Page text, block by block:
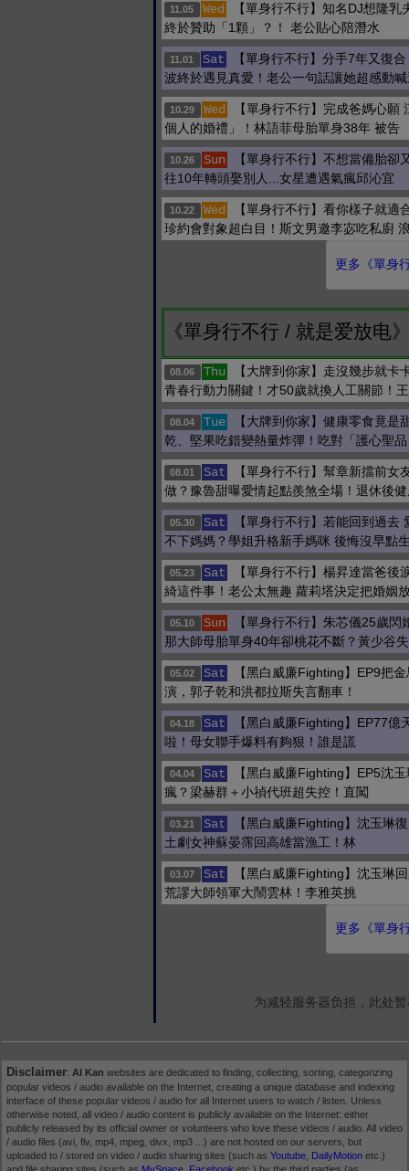
11.05 Wed
【單身行不行】知名DJ想隆乳
終於贊助「1顆」？！ 老公貼心陪潛水
11.01 Sat
【單身行不行】分手7年又復
波終於遇見真愛！老公一句話讓她超感動
10.29 Wed
【單身行不行】完成爸媽心願
個人的婚禮」！林語菲母胎單身38年 被告
10.26 Sun
【單身行不行】不想當備胎卻
往10年轉頭娶別人...女星遭遇氣瘋邱沁宜
10.22 Wed
【單身行不行】看你樣子就適
珍約會對象超白目！斯文男邀李宓吃私廚
更多《單身
《單身行不行 / 就是爱放电
08.06 Thu
【大牌到你家】走沒幾步就卡
青春行動力關鍵！才50歲就換人工關節！
08.04 Tue
【大牌到你家】健康零食竟是
乾、堅果吃錯變熱量炸彈！吃對「護心聖
08.01 Sat
【單身行不行】幫章新擋前女
做？豫魯甜曝愛情起點羨煞全場！退休後
05.30 Sat
【單身行不行】若能回到過去
不下媽媽？學姐升格新手媽咪 後悔沒早點
05.23 Sat
【單身行不行】楊昇達當爸後
綺這件事！老公太無趣 蘿莉塔決定把婚姻
05.10 Sun
【單身行不行】朱芯儀25歲閃
那大師母胎單身40年卻桃花不斷？黃少谷失
05.02 Sat
【黑白威廉Fighting】EP9把
演，郭子乾和洪都拉斯失言翻車！
04.18 Sat
【黑白威廉Fighting】EP77億
啦！母女聯手爆料有夠狠！誰是謊
04.04 Sat
【黑白威廉Fighting】EP5沈
瘋？梁赫群＋小禎代班超失控！直闖
03.21 Sat
【黑白威廉Fighting】沈玉琳
土劇女神蘇晏霈回高雄當漁工！林
03.07 Sat
【黑白威廉Fighting】沈玉琳
荒謬大師領軍大鬧雲林！李雅英挑
更多《單身
为减轻服务器负担，此处
Disclaimer: AI Kan websites are dedicated to finding, collecting, sorting, categorizing
popular videos / audio available on the Internet, creating a unique database and indexing
interface of these popular videos / audio for all Internet users to watch / listen. Unless
otherwise noted, all video / audio content is publicly available on the Internet: either
publicly released by its official owner or volunteers who love these videos / audio. All video
/ audio files (avi, flv, mp4, mpeg, divx, mp3 ...) are not hosted on our servers, but
uploaded to / stored on video / audio sharing sites (such as Youtube DailyMotion etc.)